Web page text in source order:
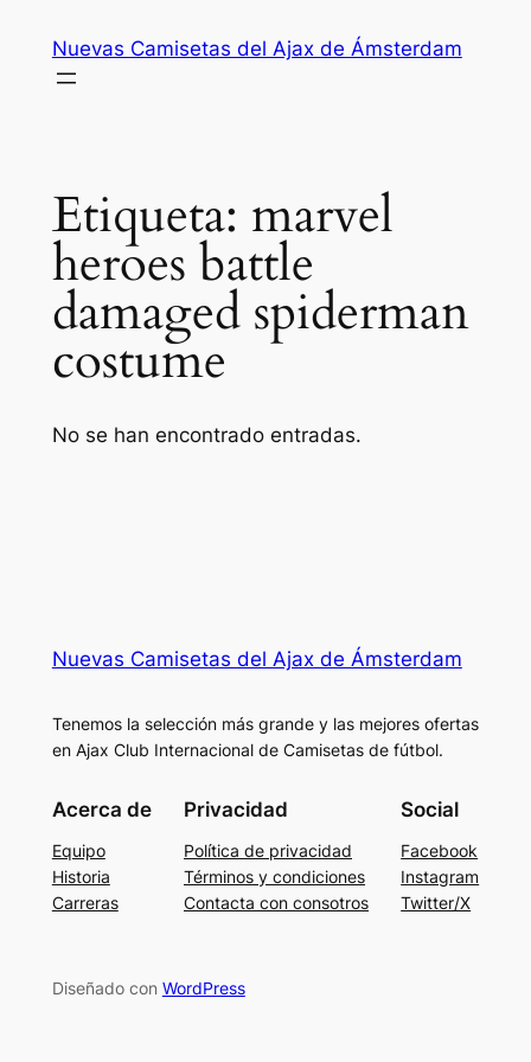
contenido
Nuevas Camisetas del Ajax de Ámsterdam
Etiqueta: marvel
heroes battle
damaged spiderman
costume
No se han encontrado entradas.
Nuevas Camisetas del Ajax de Ámsterdam
Tenemos la selección más grande y las mejores ofertas
en Ajax Club Internacional de Camisetas de fútbol.
Acerca de
Equipo
Historia
Carreras
Privacidad
Política de privacidad
Términos y condiciones
Contacta con consotros
Social
Facebook
Instagram
Twitter/X
Diseñado con WordPress